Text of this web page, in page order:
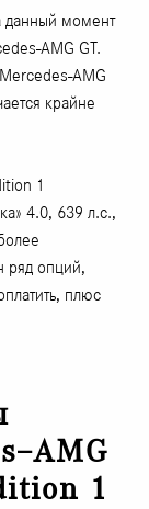
данный момент
AMG GT.
AMG
крайне
1
4.0, 639 л.с.,
ряд опций,
плюс
1